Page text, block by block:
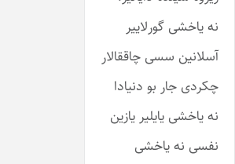
نه یاخشی گورلاییر
آسلانین سسی چاققالار
چکردی جار بو دنیادا
نه یاخشی یایلیر یازین
نفسی نه یاخشی